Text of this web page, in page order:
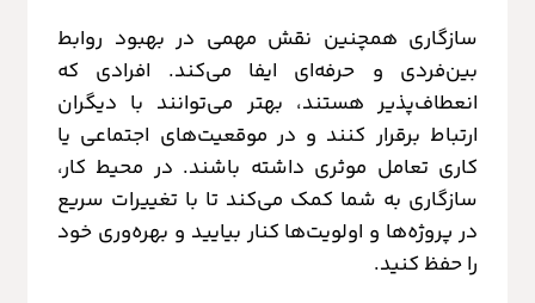
سازگاری همچنین نقش مهمی در بهبود روابط
بین‌فردی و حرفه‌ای ایفا می‌کند. افرادی که
انعطاف‌پذیر هستند، بهتر می‌توانند با دیگران
ارتباط برقرار کنند و در موقعیت‌های اجتماعی یا
کاری تعامل موثری داشته باشند. در محیط کار،
سازگاری به شما کمک می‌کند تا با تغییرات سریع
در پروژه‌ها و اولویت‌ها کنار بیایید و بهره‌وری خود
را حفظ کنید.